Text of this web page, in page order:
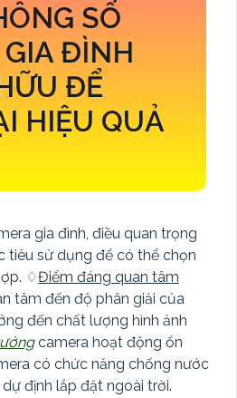
SỐ
ĐÌNH
ĐỂ
HIỆU QUẢ
gia đình, điều quan trọng
tiêu sử dụng để có thể chọn
♢Điểm đáng quan tâm
tâm đến độ phân giải của
đến chất lượng hình ảnh
camera hoạt động ổn
có chức năng chống nước
định lắp đặt ngoài trời.